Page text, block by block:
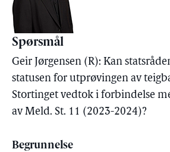
Spørsmål
Geir Jørgensen (R): Kan
statusen for utprøvingen av
Stortinget vedtok i forbindelse
av Meld. St. 11 (2023-2024)?
Begrunnelse